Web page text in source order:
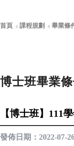
首頁 課程規劃 畢業條
博士班畢業
【博士班】111
發佈日期：2022-07-